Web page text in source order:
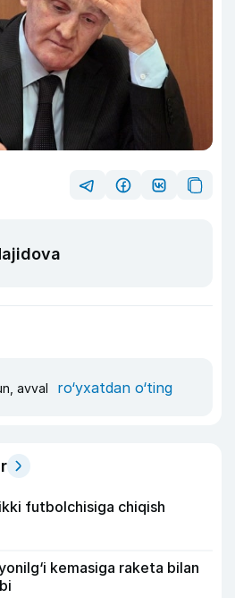
avval ro‘yxatdan o‘ting
futbolchisiga chiqish
kemasiga raketa bilan